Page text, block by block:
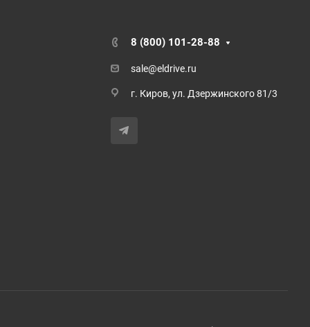
8 (800) 101-28-88
sale@eldrive.ru
г. Киров, ул. Дзержинского 81/3